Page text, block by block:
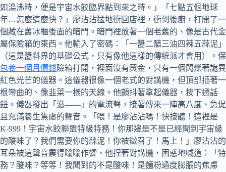
如湯沸時，便是宇宙水餃臨界點到來之時。」「七點五個地球
年…怎麼這麼快？」廖沾沾猛地衝回店裡，衝到後廚，打開了一
個藏在舊冰櫃後面的暗門。暗門裡放著一個老舊的、像是古代金
屬保險箱的東西。他輸入了密碼：「一醬二醋三油四辣五蒜泥」
（這是醬料界的基礎公式，只有像他這樣的傳統派才會用）。保
包養一個月價錢險箱打開，裡面沒有黃金，只有一個閃爍著詭異
紅色光芒的儀器。這儀器很像一個老式的對講機，但頂部插著一
根彎曲的、像韭菜一樣的天線。他顫抖著拿起儀器，按下通話
鈕。儀器發出「滋——」的電流聲，接著傳來一陣高八度、急促
且充滿養生焦慮的聲音。「喂！是廖沾沾嗎！快接聽！這裡是
K-999！宇宙水餃聯盟特級特務！你那邊是不是已經聞到宇宙級
的酸味了？我們需要你的蒜泥！你被徵召了！馬上！」廖沾沾的
耳朵被這聲音震得嗡嗡作響，他捏著對講機，困惑地喊道：「特
務？酸味？等等！我聞到的不是酸味！是麵粉過度膨脹的焦慮